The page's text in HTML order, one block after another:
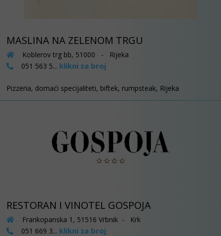
MASLINA NA ZELENOM TRGU
Koblerov trg bb, 51000 - Rijeka
051 563 5... klikni za broj
Pizzeria, domaći specijaliteti, biftek, rumpsteak, Rijeka
RESTORAN I VINOTEL GOSPOJA
Frankopanska 1, 51516 Vrbnik - Krk
051 669 3... klikni za broj